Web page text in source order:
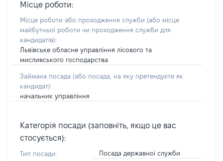
Місце роботи:
Місце роботи або проходження служби (або місце
майбутньої роботи чи проходження служби для
кандидатів):
Львівське обласне управління лісового та
мисливського господарства
Займана посада (або посада, на яку претендуєте як
кандидат):
начальник управління
Категорія посади (заповніть, якщо це вас
стосується):
Тип посади: Посада державної служби